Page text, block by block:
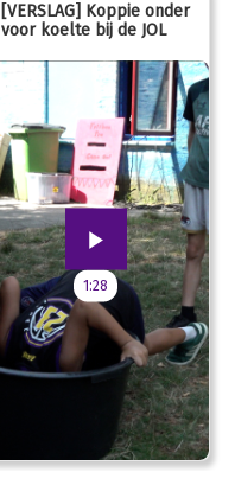
[VERSLAG] Koppie onder
voor koelte bij de JOL
1:28